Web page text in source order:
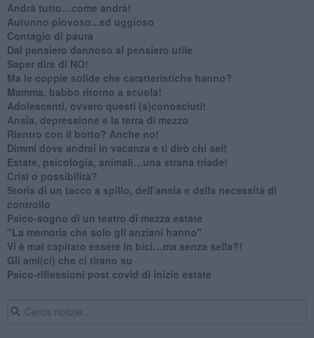
​Andrà tutto…come andrà!
Autunno piovoso...ed uggioso
​Contagio di paura
​Dal pensiero dannoso al pensiero utile
​Saper dire di NO!
​Ma le coppie solide che caratteristiche hanno?
​Mamma, babbo ritorno a scuola!
Adolescenti, ovvero questi (s)conosciuti!
Ansia, depressione e la terra di mezzo
​Rientro con il botto? Anche no!
Dimmi dove andrai in vacanza e ti dirò chi sei!
​Estate, psicologia, animali…una strana triade!
​Crisi o possibilità?
​Storia di un tacco a spillo, dell’ansia e della necessità di
controllo
​Psico-sogno di un teatro di mezza estate
"La memoria che solo gli anziani hanno"
​Vi è mai capitato essere in bici…ma senza sella?!
​Gli ami(ci) che ci tirano su
Psico-riflessioni post covid di inizio estate